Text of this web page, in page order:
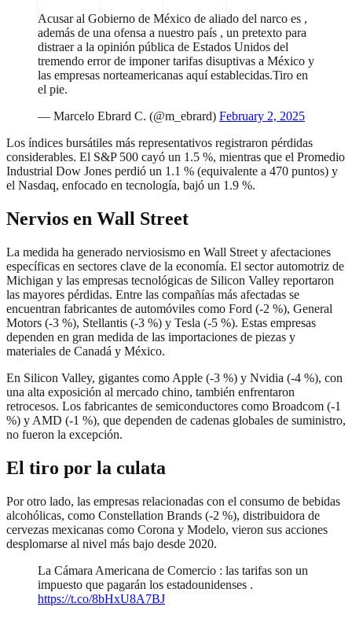
Acusar al Gobierno de México de aliado del narco es ,
además de una ofensa a nuestro país , un pretexto para
distraer a la opinión pública de Estados Unidos del
tremendo error de imponer tarifas disuptivas a México y
las empresas norteamericanas aquí establecidas.Tiro en
el pie.
— Marcelo Ebrard C. (@m_ebrard) February 2, 2025
Los índices bursátiles más representativos registraron pérdidas
considerables. El S&P 500 cayó un 1.5 %, mientras que el Promedio
Industrial Dow Jones perdió un 1.1 % (equivalente a 470 puntos) y
el Nasdaq, enfocado en tecnología, bajó un 1.9 %.
Nervios en Wall Street
La medida ha generado nerviosismo en Wall Street y afectaciones
específicas en sectores clave de la economía. El sector automotriz de
Michigan y las empresas tecnológicas de Silicon Valley reportaron
las mayores pérdidas. Entre las compañías más afectadas se
encuentran fabricantes de automóviles como Ford (-2 %), General
Motors (-3 %), Stellantis (-3 %) y Tesla (-5 %). Estas empresas
dependen en gran medida de las importaciones de piezas y
materiales de Canadá y México.
En Silicon Valley, gigantes como Apple (-3 %) y Nvidia (-4 %), con
una alta exposición al mercado chino, también enfrentaron
retrocesos. Los fabricantes de semiconductores como Broadcom (-1
%) y AMD (-1 %), que dependen de cadenas globales de suministro,
no fueron la excepción.
El tiro por la culata
Por otro lado, las empresas relacionadas con el consumo de bebidas
alcohólicas, como Constellation Brands (-2 %), distribuidora de
cervezas mexicanas como Corona y Modelo, vieron sus acciones
desplomarse al nivel más bajo desde 2020.
La Cámara Americana de Comercio : las tarifas son un
impuesto que pagarán los estadounidenses .
https://t.co/8bHxU8A7BJ